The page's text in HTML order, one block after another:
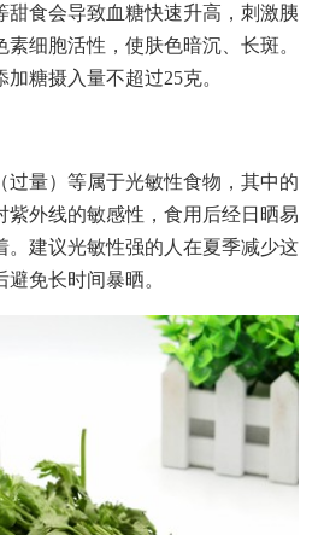
甜食会导致血糖快速升高，刺激胰
细胞活性，使肤色暗沉、长斑。
糖摄入量不超过25克。
过量）等属于光敏性食物，其中的
紫外线的敏感性，食用后经日晒易
。建议光敏性强的人在夏季减少这
免长时间暴晒。